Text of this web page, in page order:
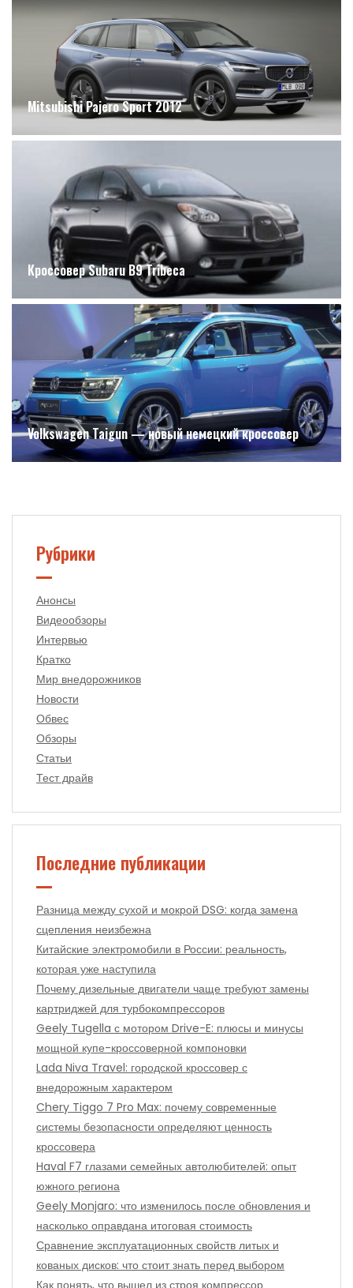
Mitsubishi Pajero Sport 2012
Кроссовер Subaru B9 Tribeca
Volkswagen Taigun — новый немецкий кроссовер
Рубрики
Анонсы
Видеообзоры
Интервью
Кратко
Мир внедорожников
Новости
Обвес
Обзоры
Статьи
Тест драйв
Последние публикации
Разница между сухой и мокрой DSG: когда замена
сцепления неизбежна
Китайские электромобили в России: реальность,
которая уже наступила
Почему дизельные двигатели чаще требуют замены
картриджей для турбокомпрессоров
Geely Tugella с мотором Drive-E: плюсы и минусы
мощной купе-кроссоверной компоновки
Lada Niva Travel: городской кроссовер с
внедорожным характером
Chery Tiggo 7 Pro Max: почему современные
системы безопасности определяют ценность
кроссовера
Haval F7 глазами семейных автолюбителей: опыт
южного региона
Geely Monjaro: что изменилось после обновления и
насколько оправдана итоговая стоимость
Сравнение эксплуатационных свойств литых и
кованых дисков: что стоит знать перед выбором
Как понять, что вышел из строя компрессор